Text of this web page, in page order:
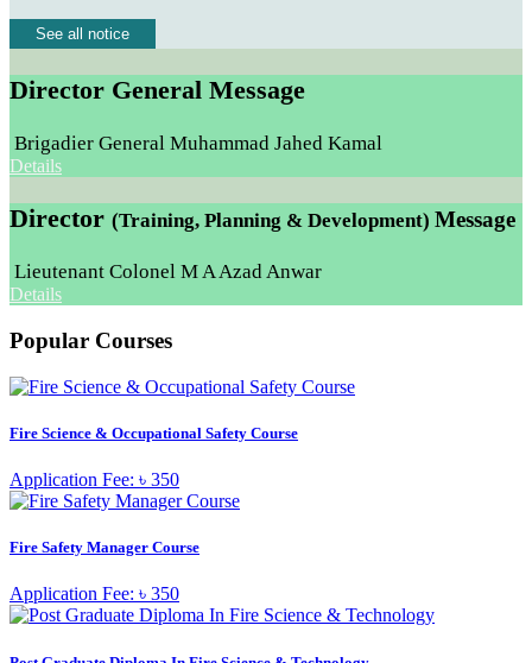
See all notice
Director General Message
Brigadier General Muhammad Jahed Kamal
Details
Director (Training, Planning & Development) Message
Lieutenant Colonel M A Azad Anwar
Details
Popular Courses
Fire Science & Occupational Safety Course
Application Fee: ৳ 350
Fire Safety Manager Course
Application Fee: ৳ 350